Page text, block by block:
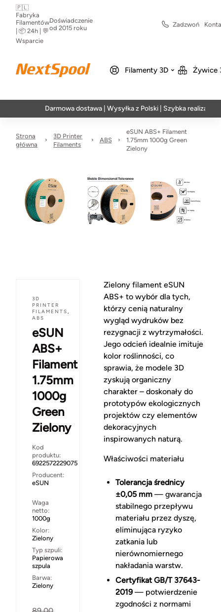
🇵🇱
Fabryka
Filamentów
| 📦 24h | 💬
Wsparcie
Doświadczenie
od 2015 roku
Zadzwoń
Filamenty 3D Żywice
Darmowa dostawa | Wysyłka z Polski | Szybka realizacja w 24h
Strona
główna
3D Printer
Filaments
ABS
eSUN ABS+ Filament
1.75mm 1000g Green
Zielony
3D
PRINTER
FILAMENTS,
ABS
eSUN
ABS+
Filament
1.75mm
1000g
Green
Zielony
Kod
produktu:
6922572229075
Producent:
eSUN
Waga
netto:
1000g
Kolor:
Zielony
Typ szpuli:
Papierowa
szpula
Barwa:
Zielony
Zielony filament eSUN
ABS+ to wybór dla tych,
którzy cenią naturalny
wygląd wydruków bez
rezygnacji z wytrzymałości.
Jego odcień idealnie imituje
kolor roślinności, co
sprawia, że modele 3D
zyskują organiczny
charakter – doskonały do
prototypów ekologicznych
projektów czy elementów
dekoracyjnych
inspirowanych naturą.
Właściwości materiału
Tolerancja średnicy
±0,05 mm— gwarancja
stabilnego przepływu
materiału przez dyszę,
eliminująca ryzyko
zatkania lub
nierównomiernego
nakładania warstw.
Certyfikat GB/T 37643-
2019— potwierdzenie
zgodności z normami